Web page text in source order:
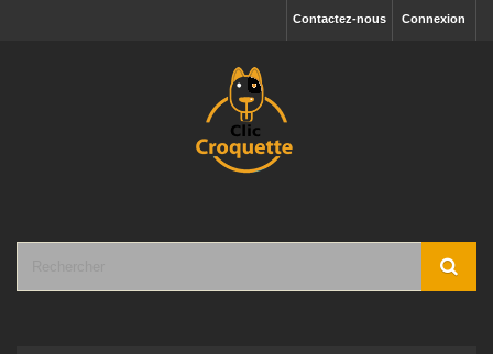
Connexion
Contactez-nous